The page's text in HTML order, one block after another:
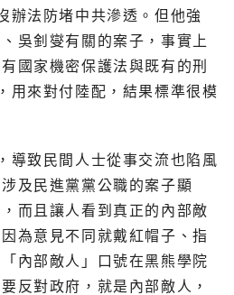
辦法防堵中共滲透。但他強
吳釗燮有關的案子，事實上
國家機密保護法與既有的刑
用來對付陸配，結果標準很模
導致民間人士從事交流也陷風
及民進黨黨公職的案子顯
而且讓人看到真正的內部敵
為意見不同就戴紅帽子、指
內部敵人」口號在黑熊學院
反對政府，就是內部敵人，